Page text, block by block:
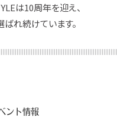
は10周年を迎え、
れ続けています。
ント情報